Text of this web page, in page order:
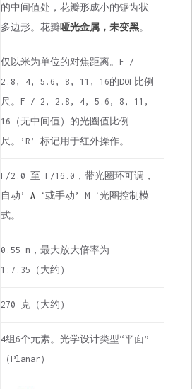
的中间值处，花瓣形成小的锯齿状
多边形。花瓣哑光金属，未变黑。
仅以米为单位的对焦距离。F /
2.8, 4, 5.6, 8, 11, 16的DOF比例
尺。F / 2, 2.8, 4, 5.6, 8, 11,
16（无中间值）的光圈值比例
尺。’R’ 标记用于红外操作。
F/2.0 至 F/16.0，带光圈环可调，
自动’ A‘或手动’ M ‘光圈控制模
式。
0.55 m，最大放大倍率为
1:7.35（大约）
270 克（大约）
4组6个元素。光学设计类型“平面”
（Planar）